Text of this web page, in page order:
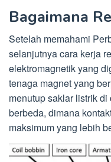
Bagaimana
Setelah memahami
selanjutnya cara kerja
elektromagnetik yang
tenaga magnet yang
menutup saklar listrik
berbeda, dimana
maksimum yang lebih